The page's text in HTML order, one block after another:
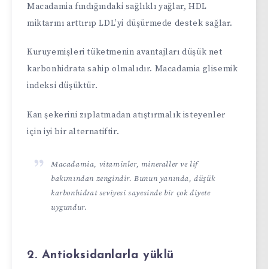
Macadamia fındığındaki sağlıklı yağlar, HDL
miktarını arttırıp LDL’yi düşürmede destek sağlar.
Kuruyemişleri tüketmenin avantajları düşük net
karbonhidrata sahip olmalıdır. Macadamia glisemik
indeksi düşüktür.
Kan şekerini zıplatmadan atıştırmalık isteyenler
için iyi bir alternatiftir.
Macadamia, vitaminler, mineraller ve lif
bakımından zengindir. Bunun yanında, düşük
karbonhidrat seviyesi sayesinde bir çok diyete
uygundur.
2. Antioksidanlarla yüklü